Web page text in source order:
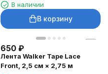
В наличии
В корзину
650 ₽
Лента Walker Tape Lace
Front, 2,5 см × 2,75 м